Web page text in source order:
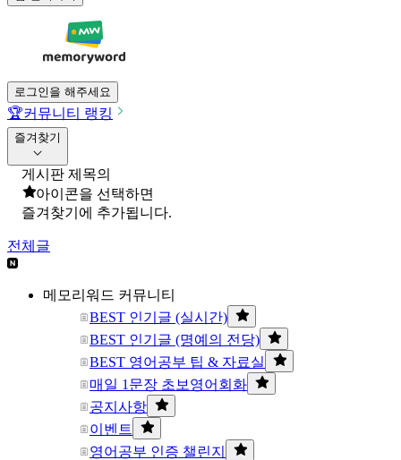
로그인을 해주세요
🏆커뮤니티 랭킹
즐겨찾기
게시판 제목의
아이콘을 선택하면
즐겨찾기에 추가됩니다.
전체글
메모리워드 커뮤니티
BEST 인기글 (실시간)
BEST 인기글 (명예의 전당)
BEST 영어공부 팁 & 자료실
매일 1문장 초보영어회화
공지사항
이벤트
영어공부 인증 챌린지